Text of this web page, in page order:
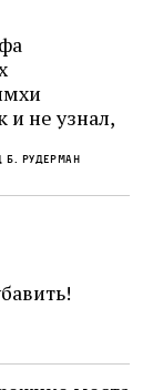
и не узнал,
имел
лет,
был
Б. Рудерман